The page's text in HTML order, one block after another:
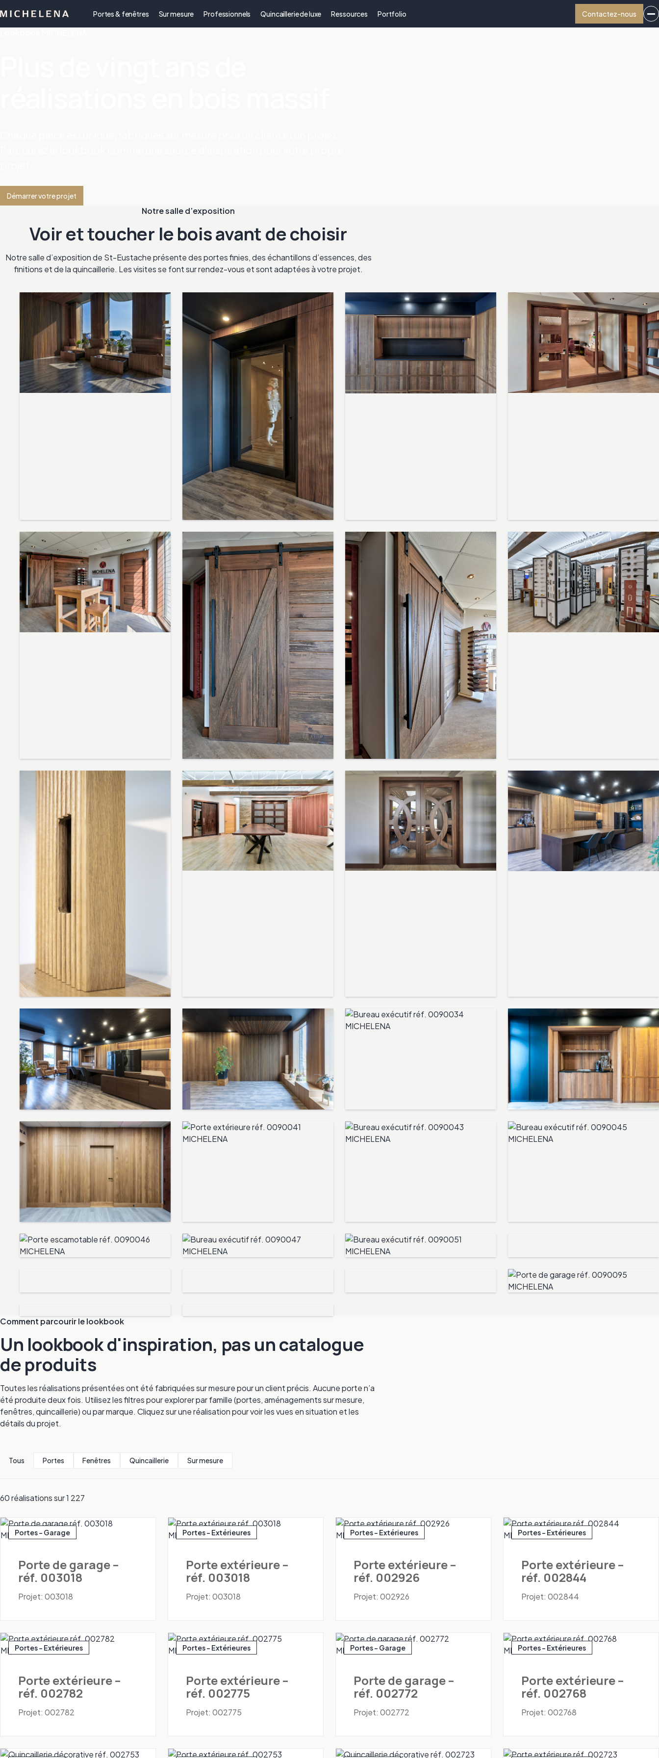
Portes & fenêtres Sur mesure Professionnels Quincaillerie de luxe Ressources Portfolio Contactez-nous
Démarrer votre projet
Notre salle d’exposition
Voir et toucher le bois avant de choisir
Notre salle d’exposition de St-Eustache présente des portes finies, des échantillons d’essences, des
finitions et de la quincaillerie. Les visites se font sur rendez-vous et sont adaptées à votre projet.
Comment parcourir le lookbook
Un lookbook d'inspiration, pas un catalogue
de produits
Toutes les réalisations présentées ont été fabriquées sur mesure pour un client précis. Aucune porte n’a
été produite deux fois. Utilisez les filtres pour explorer par famille (portes, aménagements sur mesure,
fenêtres, quincaillerie) ou par marque. Cliquez sur une réalisation pour voir les vues en situation et les
détails du projet.
Tous Portes Fenêtres Quincaillerie Sur mesure
60 réalisations sur 1 227
Portes - Garage
Porte de garage –
réf. 003018
Projet: 003018
Portes - Extérieures
Porte extérieure –
réf. 003018
Projet: 003018
Portes - Extérieures
Porte extérieure –
réf. 002926
Projet: 002926
Portes - Extérieures
Porte extérieure –
réf. 002844
Projet: 002844
Portes - Extérieures
Porte extérieure –
réf. 002782
Projet: 002782
Portes - Extérieures
Porte extérieure –
réf. 002775
Projet: 002775
Portes - Garage
Porte de garage –
réf. 002772
Projet: 002772
Portes - Extérieures
Porte extérieure –
réf. 002768
Projet: 002768